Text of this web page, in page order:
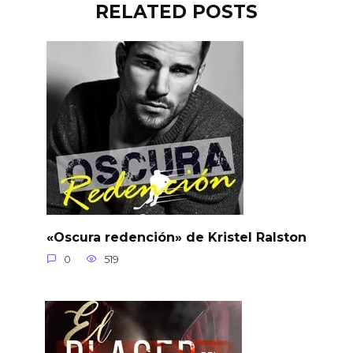
RELATED POSTS
«Oscura redención» de Kristel Ralston
0 519